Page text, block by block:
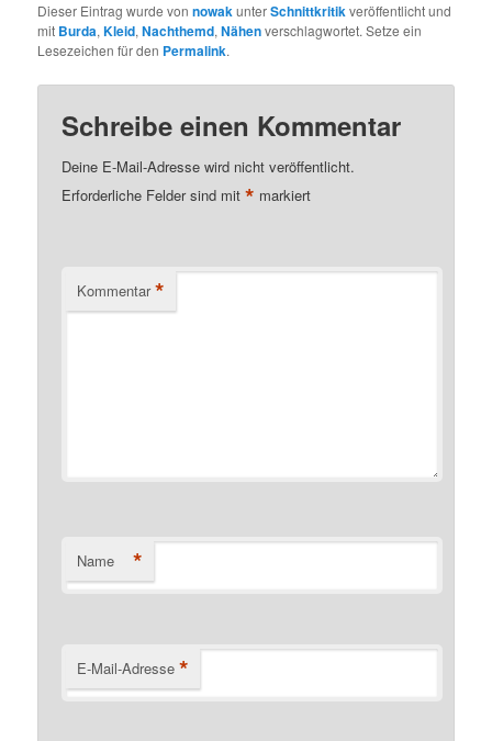
Dieser Eintrag wurde vonnowakunterSchnittkritikveröffentlicht und
mit Burda,Kleid,Nachthemd,Nähenverschlagwortet. Setze ein
Lesezeichen für den Permalink.
Schreibe einen Kommentar
Deine E-Mail-Adresse wird nicht veröffentlicht.
Erforderliche Felder sind mit* markiert
Kommentar *
Name *
E-Mail-Adresse *